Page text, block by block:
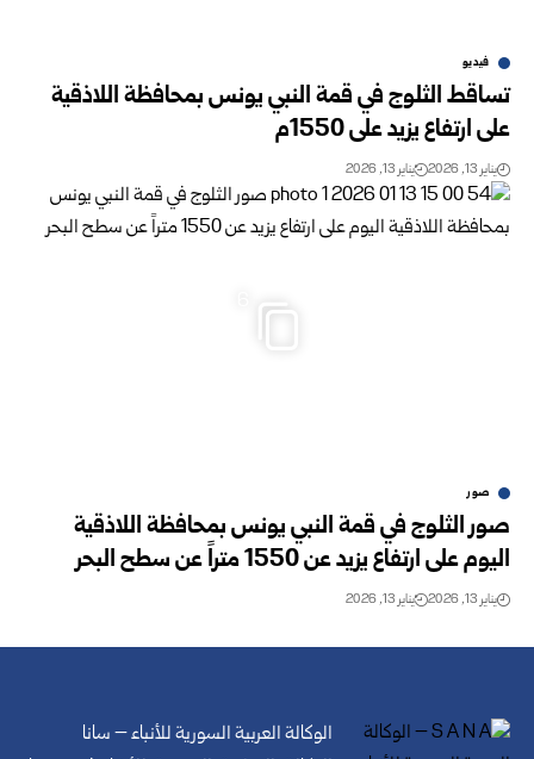
فيديو
تساقط الثلوج في قمة النبي يونس بمحافظة اللاذقية
على ارتفاع يزيد على 1550م
يناير 13, 2026 يناير 13, 2026
صور
صور الثلوج في قمة النبي يونس بمحافظة اللاذقية
اليوم على ارتفاع يزيد عن 1550 متراً عن سطح البحر
يناير 13, 2026 يناير 13, 2026
الوكالة العربية السورية للأنباء – سانا